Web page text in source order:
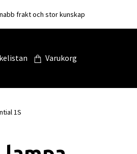
frakt och stor kunskap
Varukorg
1S